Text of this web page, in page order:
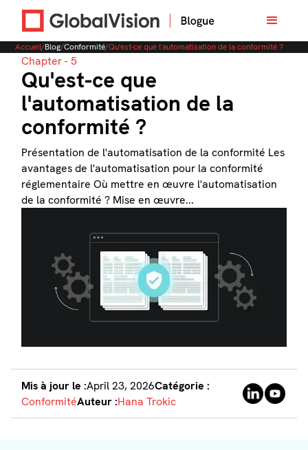
Accueil/Blog/Conformité/Qu'est-ce que l'automatisation de la conformité ?
Chapter - 5
Qu'est-ce que
l'automatisation de la
conformité ?
Présentation de l'automatisation de la conformité Les
avantages de l'automatisation pour la conformité
réglementaire Où mettre en œuvre l'automatisation
de la conformité ? Mise en œuvre...
Mis à jour le :April 23, 2026Catégorie :
ConformitéAuteur :Hana Trokic